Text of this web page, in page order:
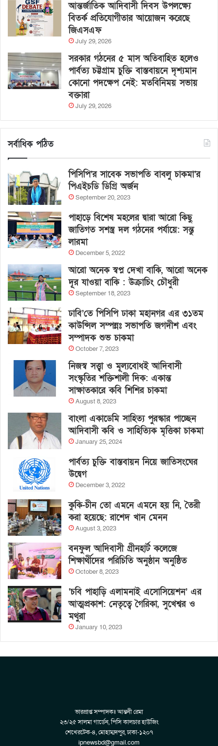
আন্তর্জাতিক আদিবাসী দিবস উপলক্ষ্যে
বিতর্ক প্রতিযোগীতার আয়োজন করেছে
জিএসএফ
July 29, 2026
সরকার গঠনের ৫ মাস অতিবাহিত হলেও
পার্বত্য চট্টগ্রাম চুক্তি বাস্তবায়নে দৃশ্যমান
কোনো পদক্ষেপ নেই: মতবিনিময় সভায়
বক্তারা
July 29, 2026
সর্বাধিক পঠিত
পিসিপি’র সাবেক সভাপতি বাবলু চাকমা’র
পিএইচডি ডিগ্রি অর্জন
September 20, 2023
পাহাড়ে বিশেষ মহলের দ্বারা আরো কিছু
জাতিগত সশস্ত্র দল গঠনের পর্যায়ে: সন্তু
লারমা
December 5, 2022
আরো অনেক স্বপ্ন দেখা বাকি, আরো অনেক
দূর যাওয়া বাকি : উক্রাচিং চৌধুরী
September 18, 2023
ঢাবি’তে পিসিপি ঢাকা মহানগর এর ৩১তম
কাউন্সিল সম্পন্নঃ সভাপতি জগদীশ এবং
সম্পাদক শুভ চাকমা
October 7, 2023
নিজস্ব সত্ত্বা ও মূল্যবোধই আদিবাসী
সংস্কৃতির শক্তিশালী দিক: একান্ত
সাক্ষাতকারে কবি শিশির চাকমা
August 8, 2023
বাংলা একাডেমি সাহিত্য পুরস্কার পাচ্ছেন
আদিবাসী কবি ও সাহিত্যিক মৃত্তিকা চাকমা
January 25, 2024
পার্বত্য চুক্তি বাস্তবায়ন নিয়ে জাতিসংঘের
উদ্বেগ
December 3, 2022
কুকি-চীন তো এমনে এমনে হয় নি, তৈরী
করা হয়েছে: রাশেদ খান মেনন
August 3, 2023
বনফুল আদিবাসী গ্রীনহার্ট কলেজে
শিক্ষার্থীদের পরিচিতি অনুষ্ঠান অনুষ্ঠিত
October 8, 2023
‘চবি পাহাড়ি এলামনাই এসোসিয়েশন’ এর
আত্মপ্রকাশ: নেতৃত্বে গৈরিকা, সুখেশ্বর ও
মথুরা
January 10, 2023
ভারপ্রাপ্ত সম্পাদকঃ আন্তনী রেমা
২৩/২৫ সালমা গার্ডেন, পিসি কালচার হাউজিং
শেখেরটেক-৪, মোহাম্মদপুর, ঢাকা-১২০৭
ipnewsbd@gmail.com